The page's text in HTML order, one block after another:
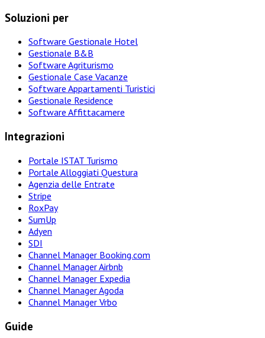
Soluzioni per
Software Gestionale Hotel
Gestionale B&B
Software Agriturismo
Gestionale Case Vacanze
Software Appartamenti Turistici
Gestionale Residence
Software Affittacamere
Integrazioni
Portale ISTAT Turismo
Portale Alloggiati Questura
Agenzia delle Entrate
Stripe
RoxPay
SumUp
Adyen
SDI
Channel Manager Booking.com
Channel Manager Airbnb
Channel Manager Expedia
Channel Manager Agoda
Channel Manager Vrbo
Guide